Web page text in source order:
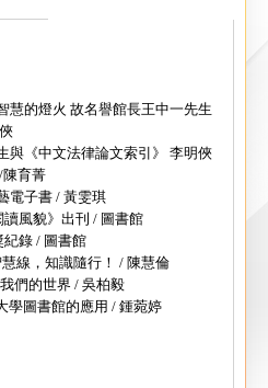
慧的燈火 故名譽館長王中一先生
與《中文法律論文索引》 李明俠
陳育菁
電子書 / 黃雯琪
風貌》出刊 / 圖書館
紀錄 / 圖書館
線，知識隨行！ / 陳慧倫
們的世界 / 吳柏毅
學圖書館的應用 / 鍾菀婷